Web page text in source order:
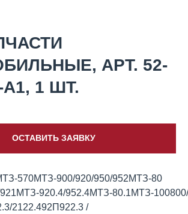
АРТ. 52-
А1, 1 ШТ.
ОСТАВИТЬ ЗАЯВКУ
570МТЗ-900/920/950/952МТЗ-80
920.4/952.4МТЗ-80.1МТЗ-
2122.492П922.3 /